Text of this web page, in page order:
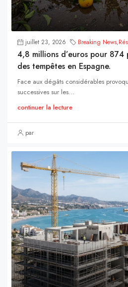
juillet 23, 2026 Breaking News,
4,8 millions d’euros pour 874
des tempêtes en Espagne.
Face aux dégâts considérables
successives sur les...
continuer la lecture
par